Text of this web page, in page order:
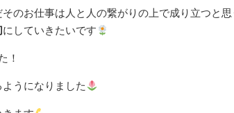
のお仕事は人と人の繋がりの上で成り立つと
にしていきたいです
！
うになりました